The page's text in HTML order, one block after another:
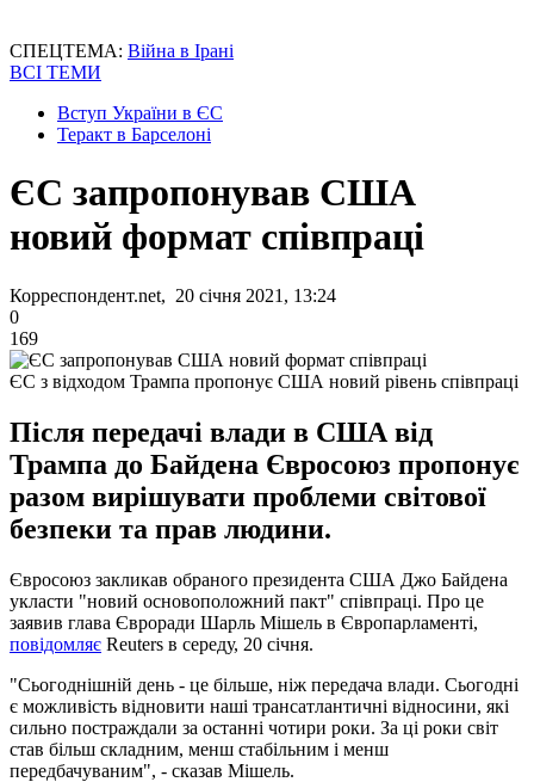
СПЕЦТЕМА: Війна в Ірані
ВСІ ТЕМИ
Вступ України в ЄС
Теракт в Барселоні
ЄС запропонував США
новий формат співпраці
Корреспондент.net, 20 січня 2021, 13:24
0
169
ЄС з відходом Трампа пропонує США новий рівень співпраці
Після передачі влади в США від
Трампа до Байдена Євросоюз пропонує
разом вирішувати проблеми світової
безпеки та прав людини.
Євросоюз закликав обраного президента США Джо Байдена
укласти "новий основоположний пакт" співпраці. Про це
заявив глава Євроради Шарль Мішель в Європарламенті,
повідомляє Reuters в середу, 20 січня.
"Сьогоднішній день - це більше, ніж передача влади. Сьогодні
є можливість відновити наші трансатлантичні відносини, які
сильно постраждали за останні чотири роки. За ці роки світ
став більш складним, менш стабільним і менш
передбачуваним", - сказав Мішель.